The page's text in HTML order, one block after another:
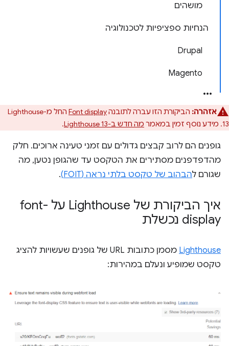
מושהים
הנחיות ספציפיות לטכנולוגיה
Drupal
Magento
אזהרה: הביקורת הזו עברה לתובנהFont display
החל מ-Lighthouse
13. מידע נוסף זמין במאמר
מה חדש ב-Lighthouse 13 .
גופנים הם לרוב קבצים גדולים עם זמני טעינה ארוכים. חלק
מהדפדפנים מסתירים את הטקסט עד שהגופן נטען, מה
שגורם להבהוב של טקסט בלתי נראה (FOIT) .
איך הביקורת של Lighthouse על font-
display נכשלת
Lighthouse
מסמן כתובות URL של גופנים שעשויות להציג
טקסט שמופיע ונעלם במהירות: